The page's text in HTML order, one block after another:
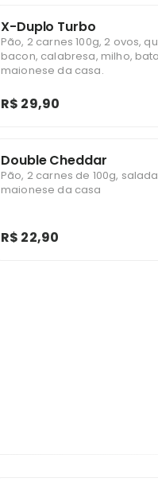
X-Duplo Turbo
Pão, 2 carnes 100g, 2 ovos,
bacon, calabresa, milho,
maionese da casa.
R$ 29,90
Double Cheddar
Pão, 2 carnes de 100g,
maionese da casa
R$ 22,90